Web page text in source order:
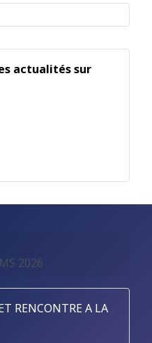
actualités sur
2026
RENCONTRE A LA